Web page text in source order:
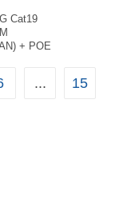
Cat19
+ POE
QZSS
mm
... 15